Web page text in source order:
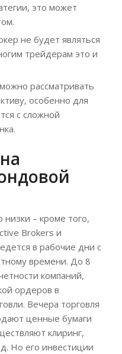
это может
не будет являться
трейдерам это и
рассматривать
особенно для
с сложной
– кроме того,
Brokers и
в рабочие дни с
времени. До 8
компаний,
ордеров в
Вечера торговля
ценные бумаги
клиринг,
Но его инвестиции